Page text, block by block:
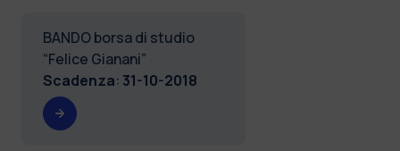
BANDO borsa di studio
“Felice Gianani”
Scadenza: 31-10-2018